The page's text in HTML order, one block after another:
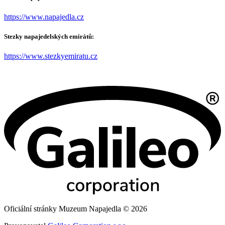
https://www.napajedla.cz
Stezky napajedelských emirátů:
https://www.stezkyemiratu.cz
Oficiální stránky Muzeum Napajedla © 2026